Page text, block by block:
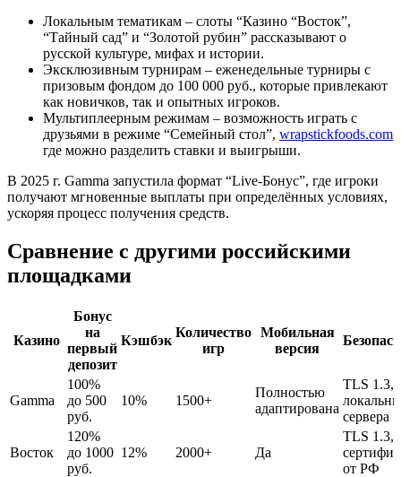
Локальным тематикам – слоты “Казино “Восток”,
“Тайный сад” и “Золотой рубин” рассказывают о
русской культуре, мифах и истории.
Эксклюзивным турнирам – еженедельные турниры с
призовым фондом до 100 000 руб., которые привлекают
как новичков, так и опытных игроков.
Мультиплеерным режимам – возможность играть с
друзьями в режиме “Семейный стол”, wrapstickfoods.com
где можно разделить ставки и выигрыши.
В 2025 г. Gamma запустила формат “Live‑Бонус”, где игроки
получают мгновенные выплаты при определённых условиях,
ускоряя процесс получения средств.
Сравнение с другими российскими
площадками
Казино
Бонус
на
первый
депозит
Кэшбэк
Количество
игр
Мобильная
версия
Gamma
100%
до 500
руб.
10% 1500+
Полностью
адаптирована
TLS 1.3,
сервера
Восток
120%
до 1000
руб.
12% 2000+ Да
TLS 1.3,
от РФ